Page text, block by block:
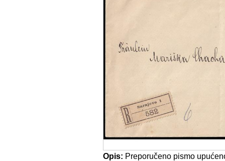
Opis: Preporučeno pismo